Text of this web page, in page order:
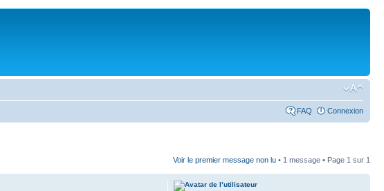
FAQ Connexion
Voir le premier message non lu • 1 message • Page 1 sur 1